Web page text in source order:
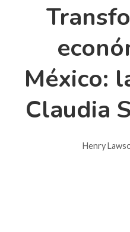
México:
Claudia
Henry